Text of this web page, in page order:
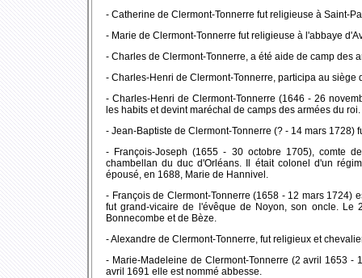
- Catherine de Clermont-Tonnerre fut religieuse à Saint-
- Marie de Clermont-Tonnerre fut religieuse à l'abbaye
- Charles de Clermont-Tonnerre, a été aide de camp des
- Charles-Henri de Clermont-Tonnerre, participa au
- Charles-Henri de Clermont-Tonnerre (1646 - 26
les habits et devint maréchal de camps des armées du
- Jean-Baptiste de Clermont-Tonnerre (? - 14 mars 1728)
- François-Joseph (1655 - 30 octobre 1705), comte
chambellan du duc d'Orléans. Il était colonel d'un
épousé, en 1688, Marie de Hannivel.
- François de Clermont-Tonnerre (1658 - 12 mars 1724)
fut grand-vicaire de l'évêque de Noyon, son oncle.
Bonnecombe et de Bèze.
- Alexandre de Clermont-Tonnerre, fut religieux et
- Marie-Madeleine de Clermont-Tonnerre (2 avril 1653
avril 1691 elle est nommé abbesse.